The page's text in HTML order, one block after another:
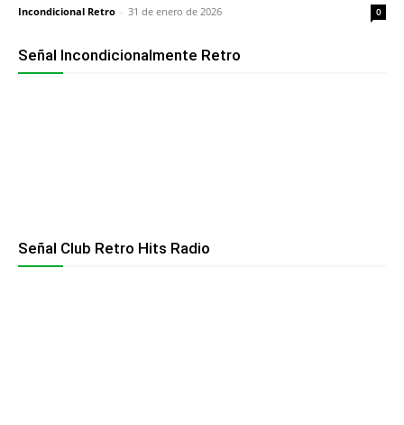
Incondicional Retro - 31 de enero de 2026 0
Señal Incondicionalmente Retro
Señal Club Retro Hits Radio